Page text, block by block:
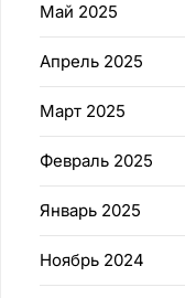
Май 2025
Апрель 2025
Март 2025
Февраль 2025
Январь 2025
Ноябрь 2024